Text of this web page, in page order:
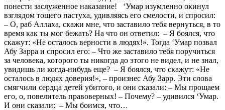
понести заслуженное наказание! ‘Умар изумленно окинул
взглядом тощего пастуха, удивляясь его смелости, и спросил:
– О, раб Аллаха, скажи мне, что заставило тебя вернуться, в то
время как ты мог бежать? На что он ответил: – Я боялся, что
скажут: «Не осталось верности в людях!». Тогда ‘Умар позвал
Абу Зарра и спросил его: – Что же заставило тебя поручиться
за человека, которого ты никогда до этого не видел, и не знал,
увидишь ли когда-нибудь еще? – Я боялся, что скажут: «Не
осталось в людях доверия!», – произнес Абу Зарр. Эти слова
смягчили сердца детей убитого, и они сказали: – Мы прощаем
его, о, повелитель правоверных! – Почему? – удивился ‘Умар.
И они сказали: – Мы боимся, что…